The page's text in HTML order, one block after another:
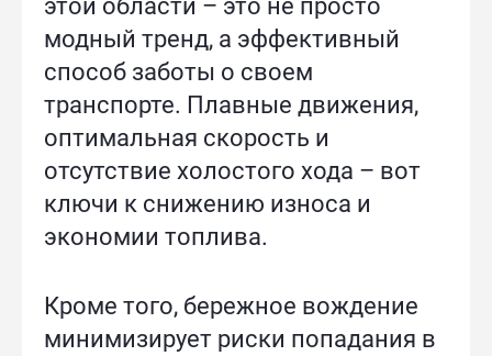
этой области – это не просто
модный тренд, а эффективный
способ заботы о своем
транспорте. Плавные движения,
оптимальная скорость и
отсутствие холостого хода – вот
ключи к снижению износа и
экономии топлива.
Кроме того, бережное вождение
минимизирует риски попадания в